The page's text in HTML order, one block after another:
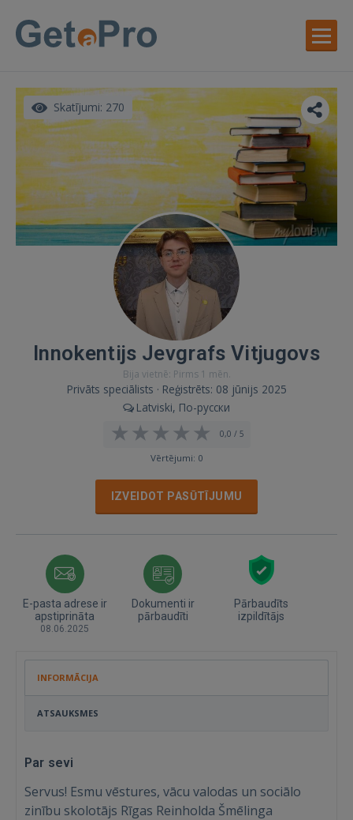
Skatījumi: 270
Innokentijs Jevgrafs Vitjugovs
Bija vietnē: Pirms 1 mēn.
Privāts speciālists · Reģistrēts: 08 jūnijs 2025
Latviski, По-русски
0,0 / 5
Vērtējumi: 0
IZVEIDOT PASŪTĪJUMU
E-pasta adrese ir
apstiprināta
08.06.2025
Dokumenti ir
pārbaudīti
Pārbaudīts
izpildītājs
INFORMĀCIJA
ATSAUKSMES
Par sevi
Servus! Esmu vēstures, vācu valodas un sociālo
zinību skolotājs Rīgas Reinholda Šmēlinga